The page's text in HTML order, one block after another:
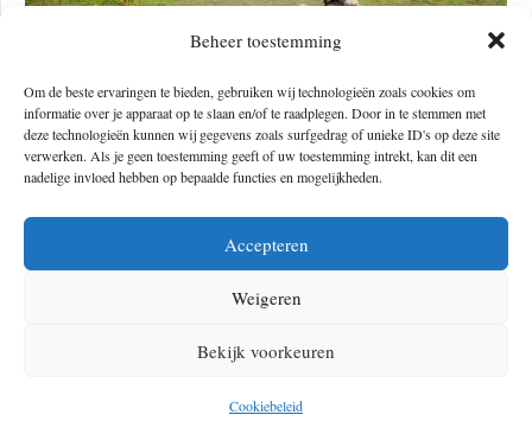
Beheer toestemming
Om de beste ervaringen te bieden, gebruiken wij technologieën zoals cookies om
informatie over je apparaat op te slaan en/of te raadplegen. Door in te stemmen met
deze technologieën kunnen wij gegevens zoals surfgedrag of unieke ID's op deze site
verwerken. Als je geen toestemming geeft of uw toestemming intrekt, kan dit een
nadelige invloed hebben op bepaalde functies en mogelijkheden.
Accepteren
Weigeren
Bekijk voorkeuren
Cookiebeleid
#3 Lucky Flitzer in Flachau
SalzburgerLand. De
voor de hele familie. Over een lengte van liefst 1.100 meter zoef je
afwisselend en bestaat uit een combinatie van snelle stukken,
uitdagende bochten en zelfs twee
jumps .